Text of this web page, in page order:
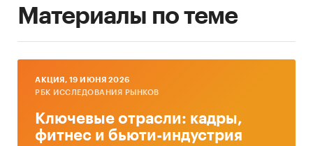
Материалы по теме
AКЦИЯ, 19 ИЮНЯ 2026
РБК ИССЛЕДОВАНИЯ РЫНКОВ
Ключевые отрасли: кадры,
фитнес и бьюти-индустрия